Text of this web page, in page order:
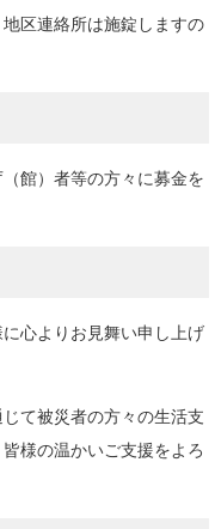
所は施錠しますの
館）者等の方々に募金を
心よりお見舞い申し上げ
て被災者の方々の生活支
様の温かいご支援をよろ